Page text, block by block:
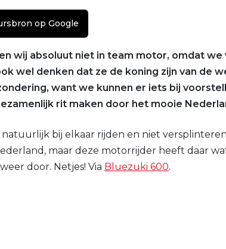
op Google
wij absoluut niet in team motor, omdat we
wel denken dat ze de koning zijn van de
want we kunnen er iets bij
rit maken door het mooie
bij elkaar rijden en niet
maar deze motorrijder heeft daar
door. Netjes! Via Bluezuki 600.